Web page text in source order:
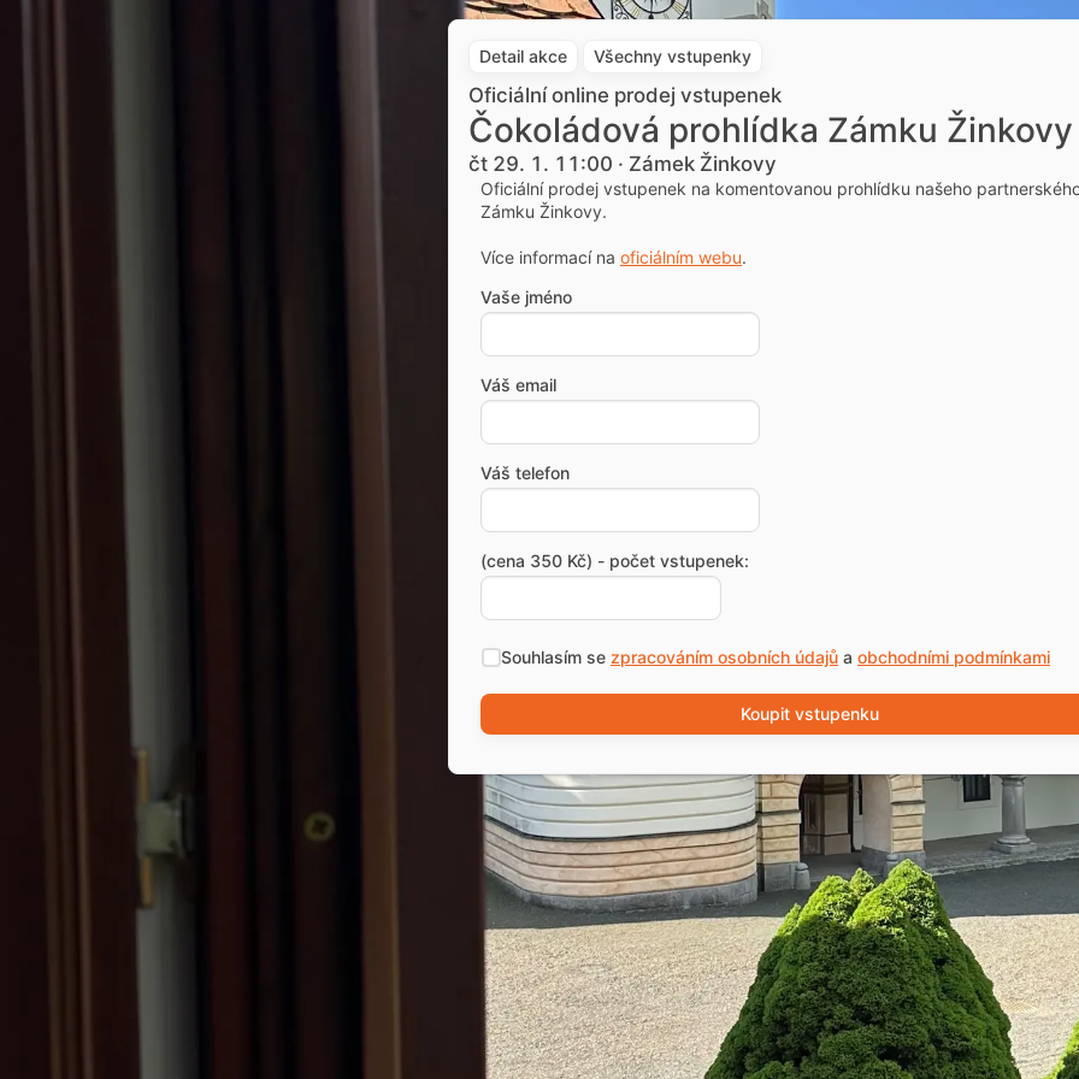
Detail akce Všechny vstupenky
Oficiální online prodej vstupenek
Čokoládová prohlídka Zámku Žinkovy
čt 29. 1. 11:00 · Zámek Žinkovy
Oficiální prodej vstupenek na komentovanou prohlídku našeho
Zámku Žinkovy.
Více informací na oficiálním webu.
Vaše jméno
Váš email
Váš telefon
(cena 350 Kč) - počet vstupenek:
Souhlasím se zpracováním osobních údajů a obchodními podmínkami
Koupit vstupenku